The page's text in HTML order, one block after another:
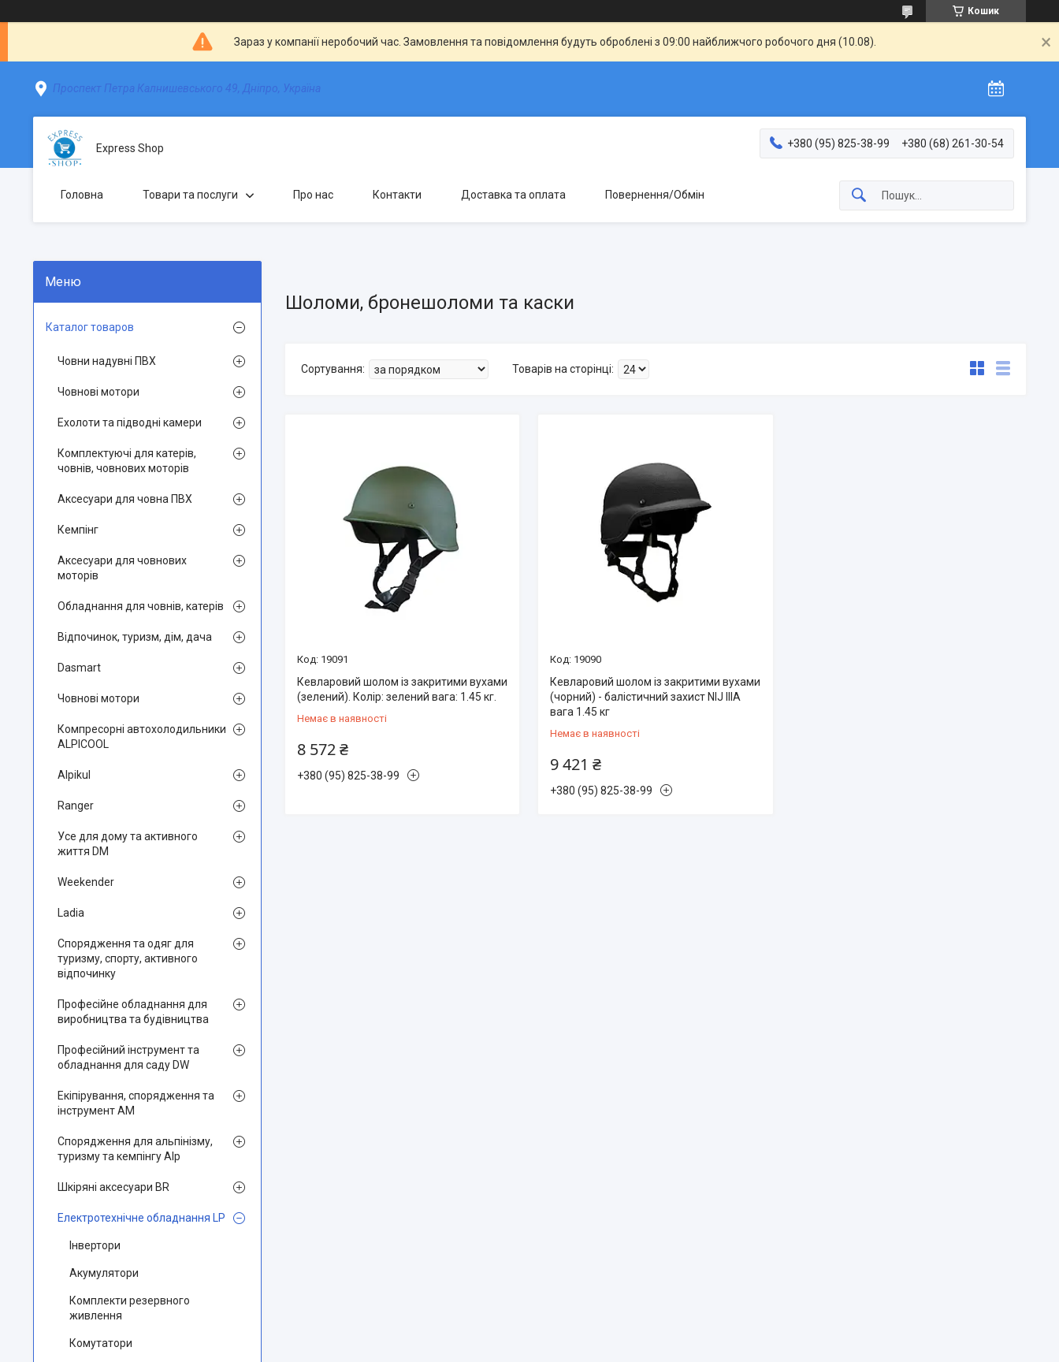
Кошик
Зараз у компанії неробочий час. Замовлення та повідомлення будуть оброблені з 09:00 найближчого робочого дня (10.08).
Проспект Петра Калнишевського 49, Дніпро, Україна
Express Shop +380 (95) 825-38-99 +380 (68) 261-30-54
Головна Товари та послуги Про нас Контакти Доставка та оплата Повернення/Обмін
Шоломи, бронешоломи та каски
19091
Кевларовий шолом із закритими вухами
(зелений). Колір: зелений вага: 1.45 кг.
Немає в наявності
8 572 ₴
+380 (95) 825-38-99
19090
Кевларовий шолом із закритими вухами
(чорний) - балістичний захист NIJ IIIA
вага 1.45 кг
Немає в наявності
9 421 ₴
+380 (95) 825-38-99
Каталог товаров
Човни надувні ПВХ
Човнові мотори
Ехолоти та підводні камери
Комплектуючі для катерів,
човнів, човнових моторів
Аксесуари для човна ПВХ
Кемпінг
Аксесуари для човнових
моторів
Обладнання для човнів, катерів
Відпочинок, туризм, дім, дача
Dasmart
Човнові мотори
Компресорні автохолодильники
ALPICOOL
Alpikul
Ranger
Усе для дому та активного
життя DM
Weekender
Ladia
Спорядження та одяг для
туризму, спорту, активного
відпочинку
Професійне обладнання для
виробництва та будівництва
Професійний інструмент та
обладнання для саду DW
Екіпірування, спорядження та
інструмент AM
Спорядження для альпінізму,
туризму та кемпінгу Alp
Шкіряні аксесуари BR
Електротехнічне обладнання LP
Інвертори
Акумулятори
Комплекти резервного
живлення
Комутатори